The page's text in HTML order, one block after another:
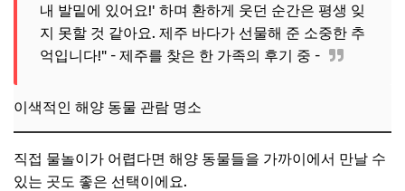
내 발밑에 있어요!' 하며 환하게 웃던 순간은 평생 잊
지 못할 것 같아요. 제주 바다가 선물해 준 소중한 추
억입니다!" - 제주를 찾은 한 가족의 후기 중 -
이색적인 해양 동물 관람 명소
직접 물놀이가 어렵다면 해양 동물들을 가까이에서 만날 수
있는 곳도 좋은 선택이에요.